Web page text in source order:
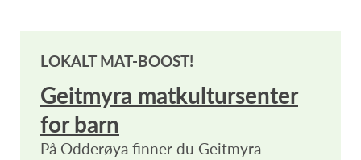
LOKALT MAT-BOOST!
Geitmyra matkultursenter
for barn
På Odderøya finner du Geitmyra